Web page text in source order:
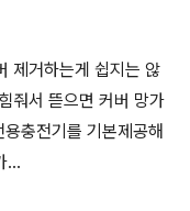
제거하는게 쉽지는 않
줘서 뜯으면 커버 망가
충전기를 기본제공해
...